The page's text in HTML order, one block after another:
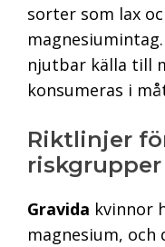
sorter som lax
magnesiumintag.
njutbar källa till
konsumeras i
Riktlinjer
riskgrupper
Gravida kvinnor
magnesium,